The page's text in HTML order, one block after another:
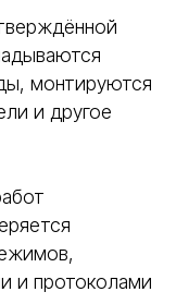
монтируются
и другое
и протоколами